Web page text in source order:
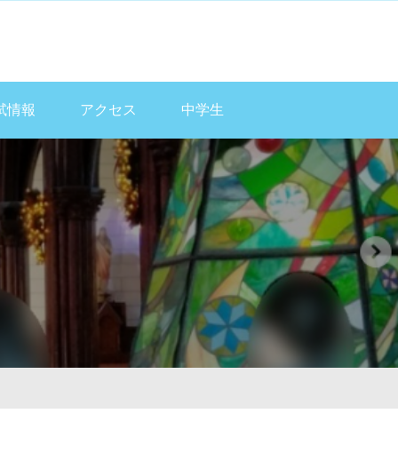
情報 アクセス 中学生